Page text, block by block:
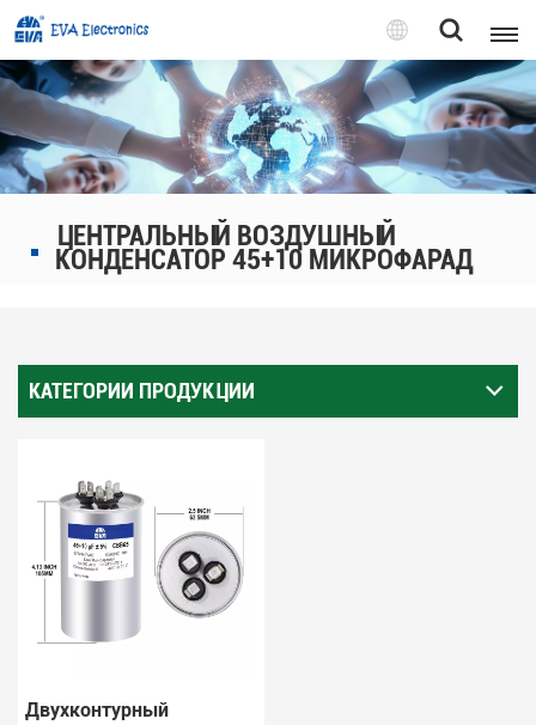
Pусский
English
Pусский
Tiếng việt
ЦЕНТРАЛЬНЫЙ ВОЗДУШНЫЙ
КОНДЕНСАТОР 45+10 МИКРОФАРАД
КАТЕГОРИИ ПРОДУКЦИИ
Двухконтурный